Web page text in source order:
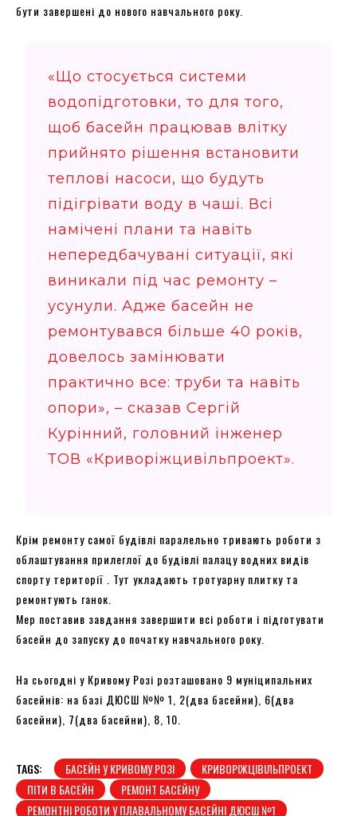
бути завершені до нового навчального року.
«Що стосується системи
водопідготовки, то для того,
щоб басейн працював влітку
прийнято рішення встановити
теплові насоси, що будуть
підігрівати воду в чаші. Всі
намічені плани та навіть
непередбачувані ситуації, які
виникали під час ремонту –
усунули. Адже басейн не
ремонтувався більше 40 років,
довелось замінювати
практично все: труби та навіть
опори», – сказав Сергій
Курінний, головний інженер
ТОВ «Криворіжцивільпроект».
Крім ремонту самої будівлі паралельно тривають роботи з
облаштування прилеглої до будівлі палацу водних видів
спорту території . Тут укладають тротуарну плитку та
ремонтують ганок.
Мер поставив завдання завершити всі роботи і підготувати
басейн до запуску до початку навчального року.
На сьогодні у Кривому Розі розташовано 9 муніципальних
басейнів: на базі ДЮСШ №№ 1, 2(два басейни), 6(два
басейни), 7(два басейни), 8, 10.
TAGS: БАСЕЙН У КРИВОМУ РОЗІ
КРИВОРІЖЦІВІЛЬПРОЕКТ
ПІТИ В БАСЕЙН
РЕМОНТ БАСЕЙНУ
РЕМОНТНІ РОБОТИ У ПЛАВАЛЬНОМУ БАСЕЙНІ ДЮСШ №1